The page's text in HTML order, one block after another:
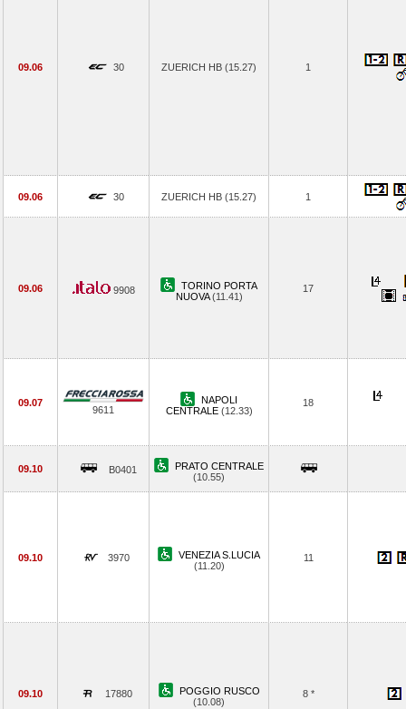
09.06 30 ZUERICH HB (15.27) 1
09.06 30 ZUERICH HB (15.27) 1
09.06 9908
TORINO PORTA
NUOVA(11.41)
17
09.07
9611
NAPOLI
CENTRALE (12.33)
18
09.10 B0401
PRATO CENTRALE
(10.55)
09.10 3970
VENEZIA S.LUCIA
(11.20)
11
09.10 17880
POGGIO RUSCO
(10.08)
8 *